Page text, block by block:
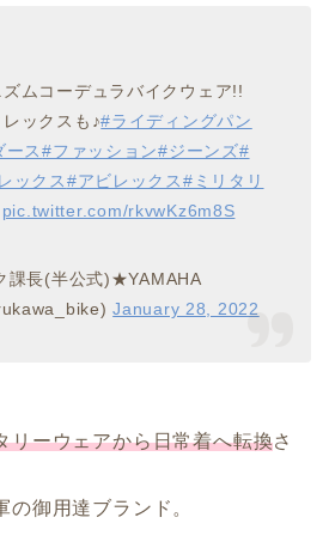
ムコーデュラバイクウェア!!
ックスも♪#ライディングパン
ース#ファッション#ジーンズ#
ックス#アビレックス#ミリタリ
pic.twitter.com/rkvwKz6m8S
課長(半公式)★YAMAHA
January 28, 2022
リーウェアから日常着へ転換さ
御用達ブランド。